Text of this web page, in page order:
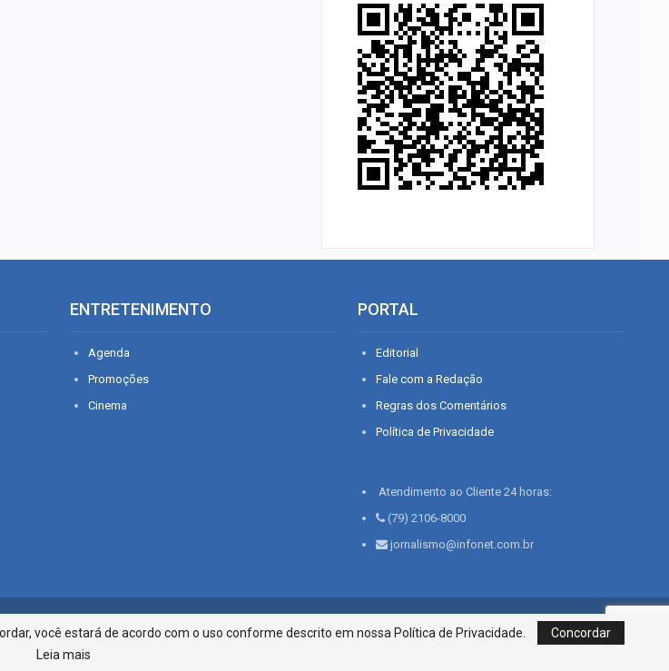
ENTRETENIMENTO
Agenda
Promoções
Cinema
PORTAL
Editorial
Fale com a Redação
Regras dos Comentários
Política de Privacidade
Atendimento ao Cliente 24 horas:
(79) 2106-8000
jornalismo@infonet.com.br
Infonet - Rua Monsenhor Silveira 276, Bairro São José | Aracaju-SE, CEP 49015-030, Fone: 79.2106.8000 - CI
Centro de Informações LTDA
você estará de acordo com o uso conforme descrito em nossa Política de Privacidade.
Concordar
Leia mais